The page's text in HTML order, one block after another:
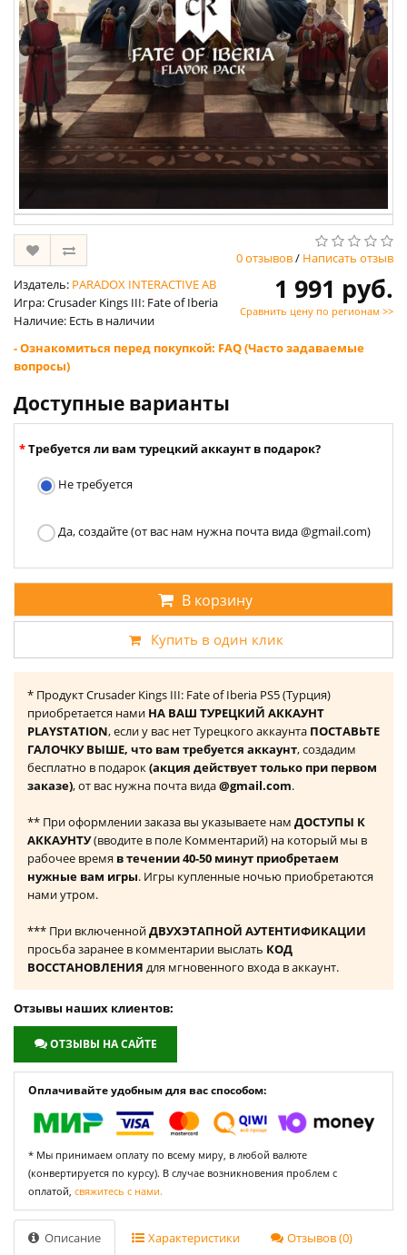
0 отзывов/ Написать отзыв
Издатель: PARADOX INTERACTIVE AB
Игра: Crusader Kings III: Fate of Iberia
Наличие: Есть в наличии
1 991 руб.
Сравнить цену по регионам >>
- Ознакомиться перед покупкой: FAQ (Часто задаваемые
вопросы)
Доступные варианты
Требуется ли вам турецкий аккаунт в подарок?
Не требуется
Да, создайте (от вас нам нужна почта вида @gmail.com)
В корзину
Купить в один клик
* Продукт Crusader Kings III: Fate of Iberia PS5 (Турция)
приобретается нами НА ВАШ ТУРЕЦКИЙ АККАУНТ
PLAYSTATION, если у вас нет Турецкого аккаунта ПОСТАВЬТЕ
ГАЛОЧКУ ВЫШЕ, что вам требуется аккаунт, создадим
бесплатно в подарок(акция действует только при первом
заказе), от вас нужна почта вида@gmail.com.
** При оформлении заказа вы указываете нам ДОСТУПЫ К
АККАУНТУ(вводите в поле Комментарий) на который мы в
рабочее время в течении 40-50 минут приобретаем
нужные вам игры. Игры купленные ночью приобретаются
нами утром.
*** При включеннойДВУХЭТАПНОЙ АУТЕНТИФИКАЦИИ
просьба заранее в комментарии выслать КОД
ВОССТАНОВЛЕНИЯ для мгновенного входа в аккаунт.
Отзывы наших клиентов:
ОТЗЫВЫ НА САЙТЕ
Оплачивайте удобным для вас способом:
* Мы принимаем оплату по всему миру, в любой валюте
(конвертируется по курсу). В случае возникновения проблем с
оплатой, свяжитесь с нами.
Описание Характеристики Отзывов (0)